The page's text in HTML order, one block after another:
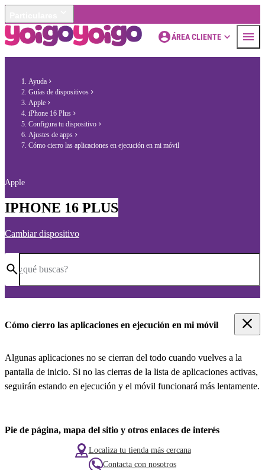
ÁREA CLIENTE
Ayuda
Guías de dispositivos
Apple
iPhone 16 Plus
Configura tu dispositivo
Ajustes de apps
Cómo cierro las aplicaciones en ejecución en mi móvil
Apple
IPHONE 16 PLUS
Cambiar dispositivo
¿qué buscas?
Cómo cierro las aplicaciones en ejecución en mi móvil
Algunas aplicaciones no se cierran del todo cuando vuelves a la
pantalla de inicio. Si no las cierras de la lista de aplicaciones activas,
seguirán estando en ejecución y el móvil funcionará más lentamente.
Pie de página, mapa del sitio y otros enlaces de interés
Localiza tu tienda más cercana
Contacta con nosotros